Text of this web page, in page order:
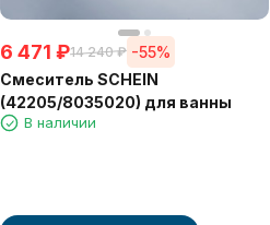
6 471 ₽14 240 ₽ -55%
Смеситель SCHEIN
(42205/8035020) для ванны
В наличии